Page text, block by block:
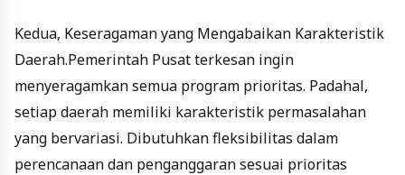
Kedua, Keseragaman yang Mengabaikan Karakteristik
Daerah.Pemerintah Pusat terkesan ingin
menyeragamkan semua program prioritas. Padahal,
setiap daerah memiliki karakteristik permasalahan
yang bervariasi. Dibutuhkan fleksibilitas dalam
perencanaan dan penganggaran sesuai prioritas